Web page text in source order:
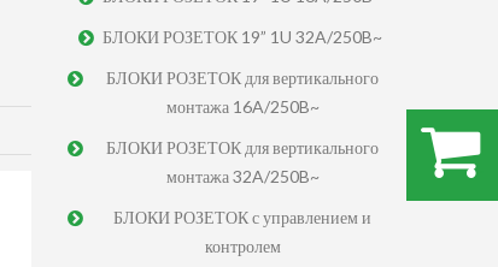
БЛОКИ РОЗЕТОК 19” 1U 32A/250B~
БЛОКИ РОЗЕТОК для вертикального
монтажа 16A/250B~
БЛОКИ РОЗЕТОК для вертикального
монтажа 32A/250B~
БЛОКИ РОЗЕТОК с управлением и
контролем